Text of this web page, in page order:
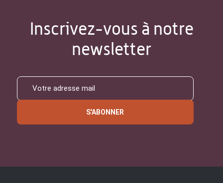
Inscrivez-vous à notre
newsletter
S'ABONNER